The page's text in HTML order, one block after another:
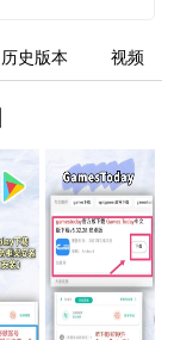
历史版本 视频